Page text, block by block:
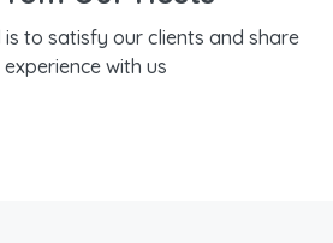
to satisfy our clients and share
with us